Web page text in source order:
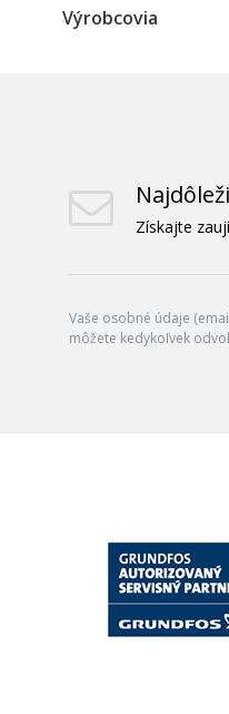
Výrobcovia
Získajte
Vaše osobné údaje
môžete kedykoľvek